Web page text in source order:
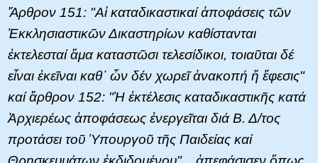
Ἄρθρον 151: "Αἱ καταδικαστικαί ἀποφάσεις τῶν
Ἐκκλησιαστικῶν Δικαστηρίων καθίστανται
ἐκτελεσταί ἅμα καταστῶσι τελεσίδικοι, τοιαῦται δέ
εἶναι ἐκεῖναι καθ᾿ ὧν δέν χωρεῖ ἀνακοπή ἤ ἔφεσις"
καί ἄρθρον 152: "Ἡ ἐκτέλεσις καταδικαστικῆς κατά
Ἀρχιερέως ἀποφάσεως ἐνεργεῖται διά Β. Δ/τος
προτάσει τοῦ Ὑπουργοῦ τῆς Παιδείας καί